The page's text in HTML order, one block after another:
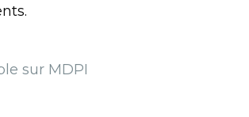
sur MDPI